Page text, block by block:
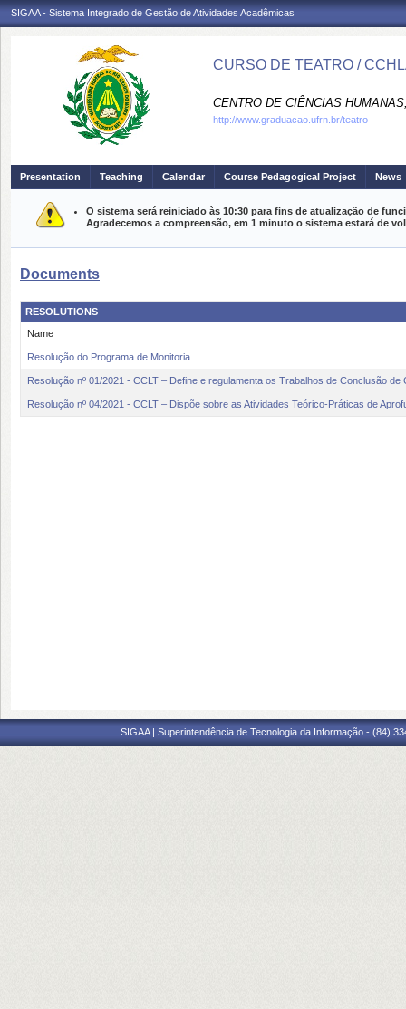
SIGAA - Sistema Integrado de Gestão de Atividades Acadêmicas
CURSO DE TEATRO /
CENTRO DE CIÊNCIAS
http://www.graduacao.ufrn.br/teatro
Presentation Teaching Calendar Course Pedagogical Project News
O sistema será reiniciado às 10:30 para fins de atualização de
Agradecemos a compreensão, em 1 minuto o sistema estará de
Documents
RESOLUTIONS
Name
Resolução do Programa de Monitoria
Resolução nº 01/2021 - CCLT – Define e regulamenta os Trabalhos de Conclusão de
Resolução nº 04/2021 - CCLT – Dispõe sobre as Atividades Teórico-Práticas de
SIGAA | Superintendência de Tecnologia da Informação - (84)